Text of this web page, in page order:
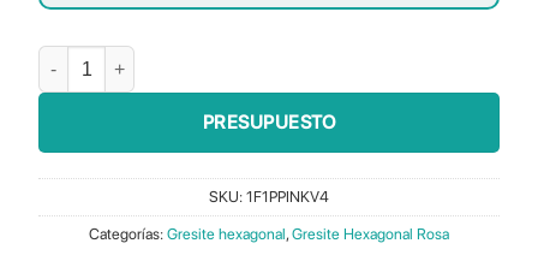
Hex Rosa 50×44 cantidad
PRESUPUESTO
SKU: 1F1PPINKV4
Categorías: Gresite hexagonal, Gresite Hexagonal Rosa